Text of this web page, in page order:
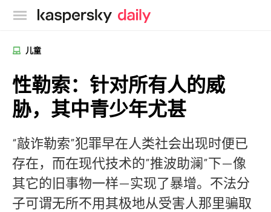
卡巴斯基官方博客
儿童
性勒索：针对所有人的威
胁，其中青少年尤甚
“敲诈勒索”犯罪早在人类社会出现时便已
存在，而在现代技术的”推波助澜”下—像
其它的旧事物一样—实现了暴增。不法分
子可谓无所不用其极地从受害人那里骗取